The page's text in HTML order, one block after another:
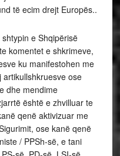
të ecim drejt Europës..
e Shqipërisë
komentet e shkrimeve,
ku manifestohen me
ose
dhe mendime
është e zhvilluar te
qenë aktivizuar me
ose kanë qenë
/ PPSh-së, e tani